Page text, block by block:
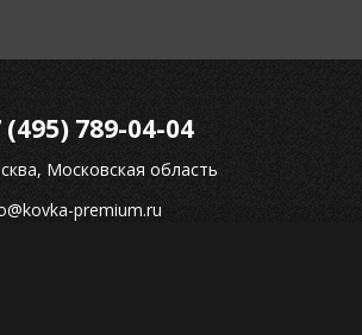
(495) 789-04-04
Московская область
premium.ru